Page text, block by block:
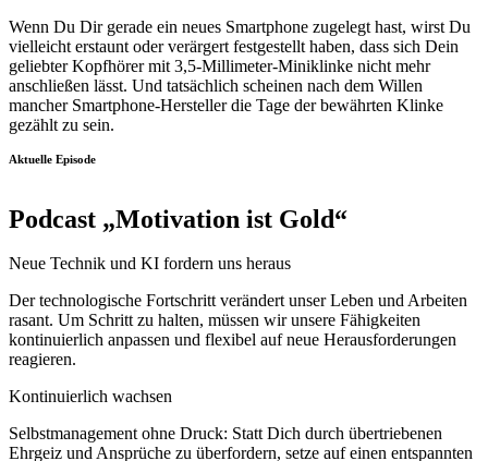
Wenn Du Dir gerade ein neues Smartphone zugelegt hast, wirst Du
vielleicht erstaunt oder verärgert festgestellt haben, dass sich Dein
geliebter Kopfhörer mit 3,5-Millimeter-Miniklinke nicht mehr
anschließen lässt. Und tatsächlich scheinen nach dem Willen
mancher Smartphone-Hersteller die Tage der bewährten Klinke
gezählt zu sein.
Aktuelle Episode
Podcast „Motivation ist Gold“
Neue Technik und KI fordern uns heraus
Der technologische Fortschritt verändert unser Leben und Arbeiten
rasant. Um Schritt zu halten, müssen wir unsere Fähigkeiten
kontinuierlich anpassen und flexibel auf neue Herausforderungen
reagieren.
Kontinuierlich wachsen
Selbstmanagement ohne Druck: Statt Dich durch übertriebenen
Ehrgeiz und Ansprüche zu überfordern, setze auf einen entspannten